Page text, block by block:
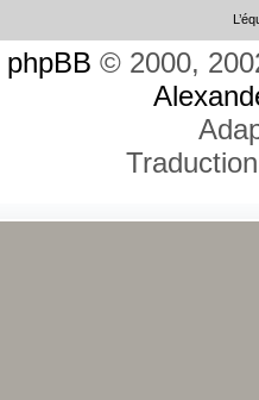
phpBB © 2000,